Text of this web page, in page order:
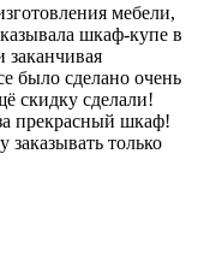
мебели,
шкаф-купе в
заканчивая
было сделано очень
скидку сделали!
прекрасный шкаф!
заказывать только